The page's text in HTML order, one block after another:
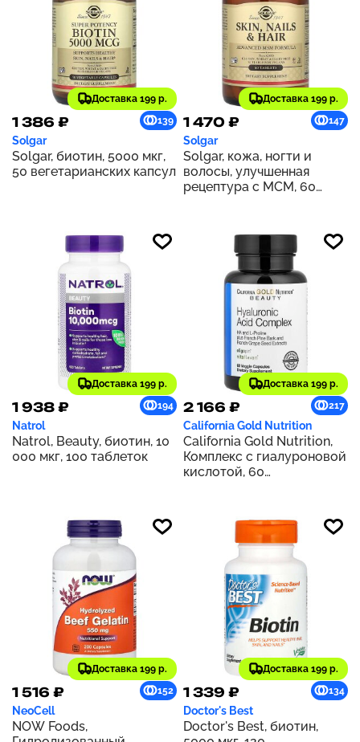
Доставка 199 р.
1 386 ₽ 139
Solgar
Solgar, биотин, 5000 мкг,
50 вегетарианских капсул
Доставка 199 р.
1 470 ₽ 147
Solgar
Solgar, кожа, ногти и
волосы, улучшенная
рецептура с МСМ, 60
Доставка 199 р.
1 938 ₽ 194
Natrol
Natrol, Beauty, биотин, 10
000 мкг, 100 таблеток
Доставка 199 р.
2 166 ₽ 217
California Gold Nutrition
California Gold Nutrition,
Комплекс с гиалуроновой
кислотой, 60
Доставка 199 р.
1 516 ₽ 152
NeoCell
NOW Foods,
Доставка 199 р.
1 339 ₽ 134
Doctor's Best
Doctor's Best, биотин,